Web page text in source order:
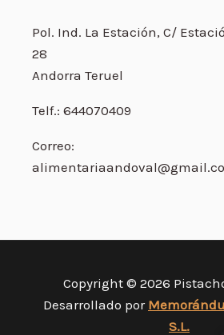
Pol. Ind. La Estación, C/
28
Andorra Teruel
Telf.: 644070409
Correo:
Copyright © 2026
Desarrollado por
S.L.